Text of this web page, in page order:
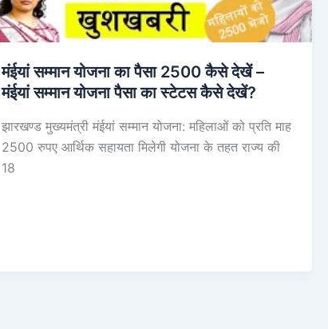
मंईयां सम्मान योजना का पैसा 2500 कैसे देखें –
मंईयां सम्मान योजना पैसा का स्टेटस कैसे देखें?
झारखण्ड मुख्यमंत्री मंईयां सम्मान योजना: महिलाओं को प्रति माह
2500 रुपए आर्थिक सहायता मिलेगी योजना के तहत राज्य की
18